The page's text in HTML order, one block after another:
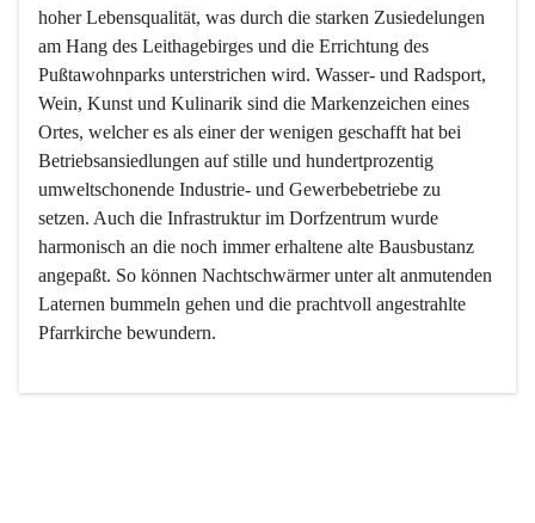
hoher Lebensqualität, was durch die starken Zusiedelungen
am Hang des Leithagebirges und die Errichtung des
Pußtawohnparks unterstrichen wird. Wasser- und Radsport,
Wein, Kunst und Kulinarik sind die Markenzeichen eines
Ortes, welcher es als einer der wenigen geschafft hat bei
Betriebsansiedlungen auf stille und hundertprozentig
umweltschonende Industrie- und Gewerbebetriebe zu
setzen. Auch die Infrastruktur im Dorfzentrum wurde
harmonisch an die noch immer erhaltene alte Bausbustanz
angepaßt. So können Nachtschwärmer unter alt anmutenden
Laternen bummeln gehen und die prachtvoll angestrahlte
Pfarrkirche bewundern.
Der Weinbau dominert heute nicht mehr, ist aber integrativer